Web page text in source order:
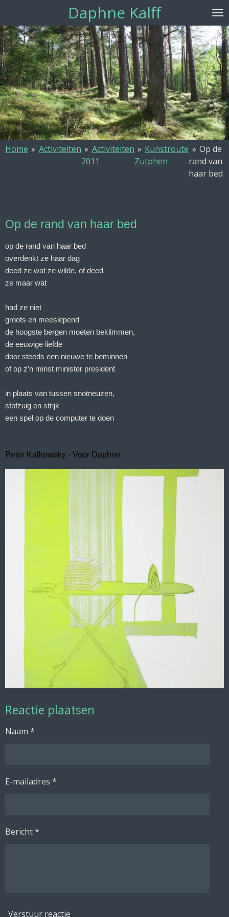
naar
de
hoofdinhoud
Daphne Kalff
Home » Activiteiten » Activiteiten
2011
» Kunstroute
Zutphen
» Op de
rand van
haar bed
Op de rand van haar bed
op de rand van haar bed
overdenkt ze haar dag
deed ze wat ze wilde, of deed
ze maar wat
had ze niet
groots en meeslepend
de hoogste bergen moeten beklimmen,
de eeuwige liefde
door steeds een nieuwe te beminnen
of op z’n minst minister president
in plaats van tussen snotneuzen,
stofzuig en strijk
een spel op de computer te doen
Peter Kalkowsky - Voor Daphne
Reactie plaatsen
Naam *
E-mailadres *
Bericht *
Verstuur reactie